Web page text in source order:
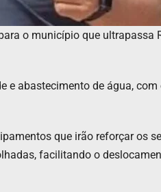
o município que ultrapassa
e abastecimento de água,
que irão reforçar os
facilitando o